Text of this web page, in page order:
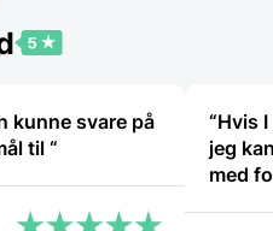
kunne svare på
hvad jeg havde spørgsmål til “
“Hvis
jeg
med